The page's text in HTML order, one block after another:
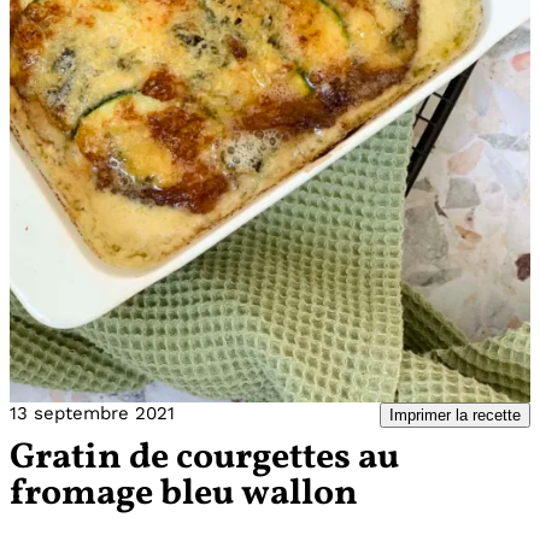
13 septembre 2021 Imprimer la recette
Gratin de courgettes au
fromage bleu wallon